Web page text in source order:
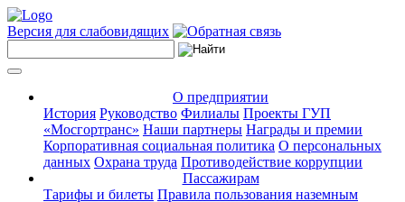
Версия для слабовидящих
О предприятии
История Руководство Филиалы Проекты ГУП
«Мосгортранс» Наши партнеры Награды и премии
Корпоративная социальная политика О персональных
данных Охрана труда Противодействие коррупции
Пассажирам
Тарифы и билеты Правила пользования наземным